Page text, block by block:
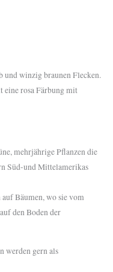
und winzig braunen Flecken.
eine rosa Färbung mit
mehrjährige Pflanzen die
Süd-und Mittelamerikas
Bäumen, wo sie vom
den Boden der
werden gern als